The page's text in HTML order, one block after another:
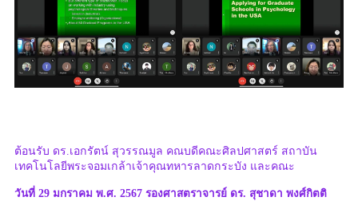
ต้อนรับ ดร.เอกรัตน์ สุวรรณมูล คณบดีคณะศิลปศาสตร์ สถาบัน
เทคโนโลยีพระจอมเกล้าเจ้าคุณทหารลาดกระบัง และคณะ
วันที่ 29 มกราคม พ.ศ. 2567 รองศาสตราจารย์ ดร. สุชาดา พงศ์กิตติ